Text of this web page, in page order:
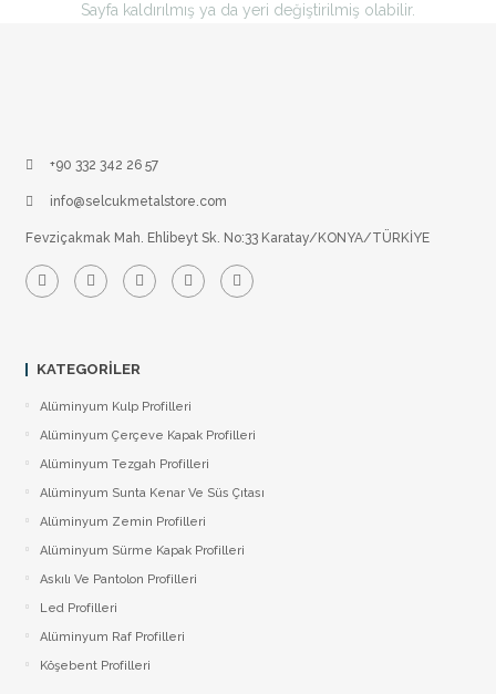
Sayfa kaldırılmış ya da yeri değiştirilmiş olabilir.
+90 332 342 26 57
info@selcukmetalstore.com
Fevziçakmak Mah. Ehlibeyt Sk. No:33 Karatay/KONYA/TÜRKİYE
KATEGORILER
Alüminyum Kulp Profilleri
Alüminyum Çerçeve Kаpаk Profilleri
Alüminyum Tezgah Profilleri
Alüminyum Sunta Kenar Ve Süs Çıtası
Alüminyum Zemin Profilleri
Alüminyum Sürme Kapak Profilleri
Askılı Ve Pantolon Profilleri
Led Profilleri
Alüminyum Raf Profilleri
Köşebent Profilleri